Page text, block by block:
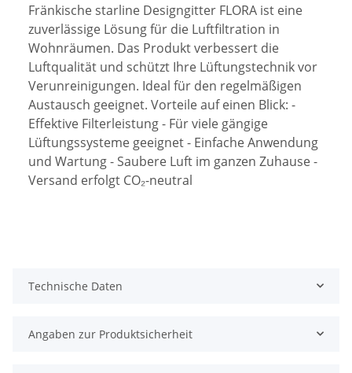
Fränkische starline Designgitter FLORA ist eine
zuverlässige Lösung für die Luftfiltration in
Wohnräumen. Das Produkt verbessert die
Luftqualität und schützt Ihre Lüftungstechnik vor
Verunreinigungen. Ideal für den regelmäßigen
Austausch geeignet. Vorteile auf einen Blick: -
Effektive Filterleistung - Für viele gängige
Lüftungssysteme geeignet - Einfache Anwendung
und Wartung - Saubere Luft im ganzen Zuhause -
Versand erfolgt CO₂-neutral
Technische Daten
Angaben zur Produktsicherheit